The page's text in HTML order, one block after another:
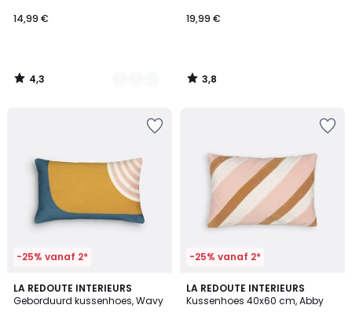
14,99 €
4,3
/
19,99 €
3,8
/
-25% vanaf 2*
LA REDOUTE INTERIEURS
Geborduurd kussenhoes, Wavy
4,3
/ 5
-25% vanaf 2*
LA REDOUTE INTERIEURS
Kussenhoes 40x60 cm, Abby